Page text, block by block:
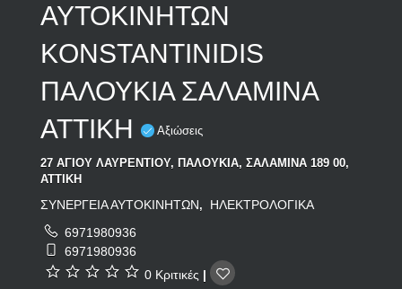
ΑΥΤΟΚΙΝΗΤΩΝ
KONSTANTINIDIS
ΠΑΛΟΥΚΙΑ ΣΑΛΑΜΙΝΑ
ΑΤΤΙΚΗ
Αξιώσεις
27 ΑΓΙΟΥ ΛΑΥΡΕΝΤΙΟΥ, ΠΑΛΟΥΚΙΑ, ΣΑΛΑΜΙΝΑ 189 00,
ΑΤΤΙΚΗ
ΣΥΝΕΡΓΕΙΑ ΑΥΤΟΚΙΝΗΤΩΝ, ΗΛΕΚΤΡΟΛΟΓΙΚΑ
6971980936
6971980936
0 Κριτικές |